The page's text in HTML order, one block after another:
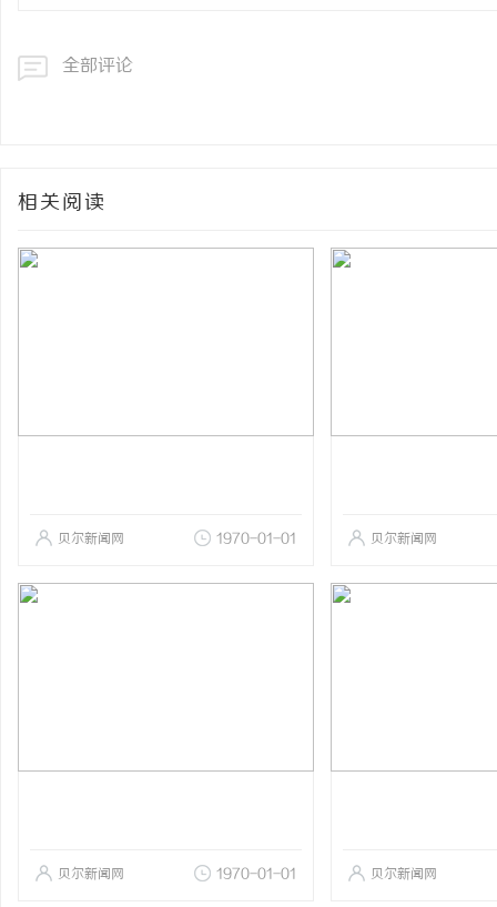
全部评论
相关阅读
贝尔新闻网 1970-01-01 贝尔新闻网
贝尔新闻网 1970-01-01 贝尔新闻网